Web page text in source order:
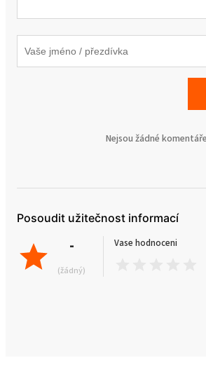
Nejsou žádné komentáře
Posoudit užitečnost informací
-
(žádný)
Vase hodnoceni